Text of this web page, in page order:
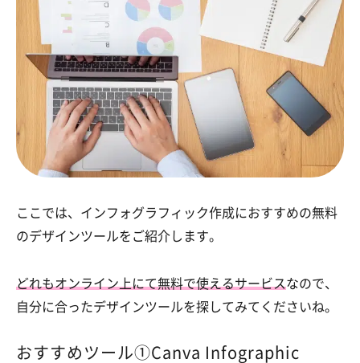
ここでは、インフォグラフィック作成におすすめの無料
のデザインツールをご紹介します。
どれもオンライン上にて無料で使えるサービス なので、
自分に合ったデザインツールを探してみてくださいね。
おすすめツール①Canva Infographic